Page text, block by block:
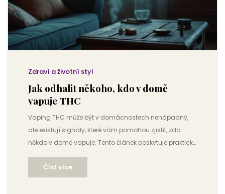
Zdraví a životní styl
Jak odhalit někoho, kdo v domě
vapuje THC
Vaping THC může být v domácnostech nenápadný,
ale existují signály, které vám pomohou zjistit, zda
někdo v domě vapuje. Tento článek poskytuje praktické
rady a tipy, jak rozpoznat známky vapingu, od
specifického zápachu až po fyzické důkazy. Dále se
zaměřuje na zdravotní aspekty inhalace THC a
Číst více